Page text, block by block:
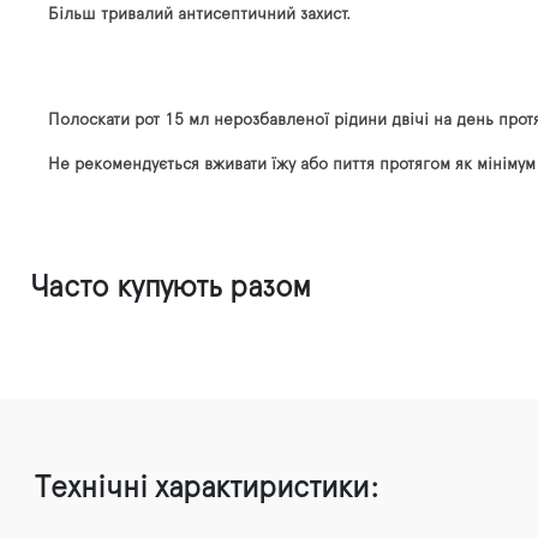
Більш тривалий антисептичний захист.
Полоскати рот 15 мл нерозбавленої рідини двічі на день
Не рекомендується вживати їжу або пиття протягом як
Часто купують разом
Технічні характиристики: